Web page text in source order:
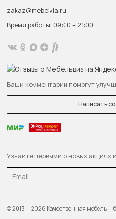
Узнайте первыми о новых акциях
Email
zakaz@mebelvia.ru
Время работы: 09:00 – 21:00
Ваши комментарии помогут
Написать
© 2013 — 2026 Качественная мебель —